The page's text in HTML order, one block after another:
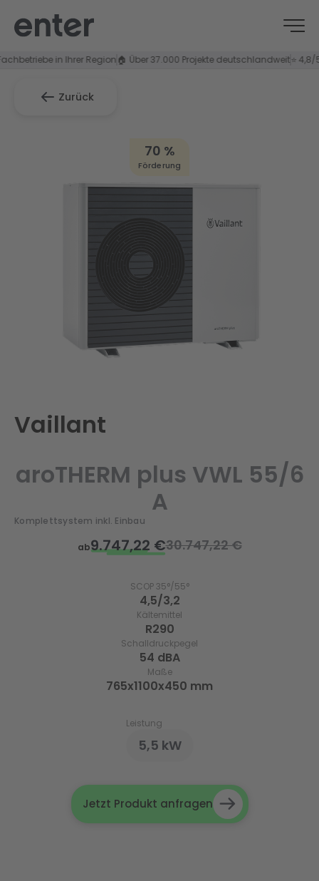
in Ihrer Region🏠 Über 37.000 Projekte deutschlandweit⭐ 4,8/5
Zurück
70 %
Förderung
Vaillant
aroTHERM plus VWL 55/6
A
Komplettsystem inkl. Einbau
ab9.747,22 €30.747,22 €
SCOP 35°/55°
4,5/3,2
Kältemittel
R290
Schalldruckpegel
54 dBA
Maße
765x1100x450 mm
Leistung
5,5 kW
Jetzt Produkt anfragen